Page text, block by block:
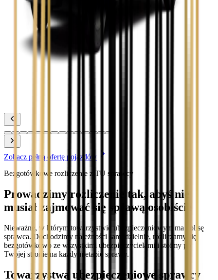
Toyota Corolla
Toyota Prius
Zobacz pełną ofertę pojazdów
Bezgotówkowe rozliczenie z TU sprawcy
Prowadzimy rozliczenie tak, abyś nie
musiał zajmować się sprawą osobiście
Nieważne, w którym towarzystwie ubezpieczeniowym ma polisę
sprawca. Dochodzimy należności samodzielnie, rozliczamy się
bezgotówkowo ze wszystkimi ubezpieczycielami i stoimy po
Twojej stronie na każdym etapie sprawy.
Towarzystwa ubezpieczeniowe sprawcy